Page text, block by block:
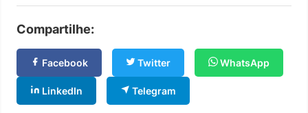
Compartilhe:
Facebook Twitter WhatsApp
LinkedIn Telegram